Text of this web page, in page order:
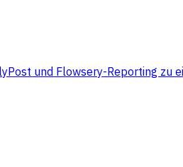
und Flowsery-Reporting zu